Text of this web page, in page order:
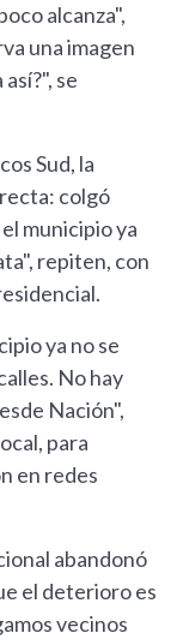
alcanza",
una imagen
se
Sud, la
colgó
municipio ya
repiten, con
ya no se
No hay
Nación",
para
en redes
abandonó
el deterioro es
vecinos